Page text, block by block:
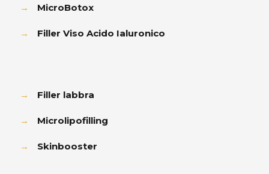
→ MicroBotox
→ Filler Viso Acido Ialuronico
→ Filler labbra
→ Microlipofilling
→ Skinbooster